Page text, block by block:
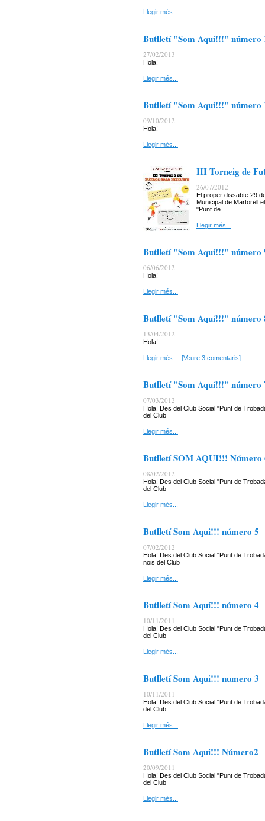
Llegir més...
Butlletí "Som Aquí!!!" número
27/02/2013
Hola!
Llegir més...
Butlletí "Som Aquí!!!" número
09/10/2012
Hola!
Llegir més...
III Torneig de
26/07/2012
El proper dissabte 29
Municipal de Martorell
"Punt de...
Llegir més...
Butlletí "Som Aquí!!!" número
06/06/2012
Hola!
Llegir més...
Butlletí "Som Aquí!!!" número
13/04/2012
Hola!
Llegir més... [Veure 3 comentaris]
Butlletí "Som Aquí!!!" número
07/03/2012
Hola! Des del Club Social "Punt de
del Club
Llegir més...
Butlletí SOM AQUI!!! Número
08/02/2012
Hola! Des del Club Social "Punt de
del Club
Llegir més...
Butlletí Som Aqui!!! número 5
07/02/2012
Hola! Des del Club Social "Punt de
nois del Club
Llegir més...
Butlletí Som Aquí!!! número 4
10/11/2011
Hola! Des del Club Social "Punt de
del Club
Llegir més...
Butlletí Som Aqui!!! numero 3
10/11/2011
Hola! Des del Club Social "Punt de
del Club
Llegir més...
Butlletí Som Aqui!!! Número2
20/09/2011
Hola! Des del Club Social "Punt de
del Club
Llegir més...